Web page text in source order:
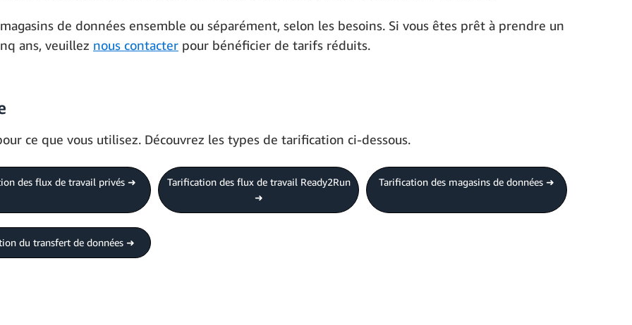
de données ensemble ou séparément, selon les besoins. Si vous êtes prêt à prendre un
ans, veuillez nous contacter pour bénéficier de tarifs réduits.
ce que vous utilisez. Découvrez les types de tarification ci-dessous.
des flux de travail privés ➜
Tarification des flux de travail Ready2Run
➜
Tarification des magasins de données ➜
du transfert de données ➜